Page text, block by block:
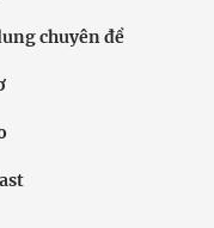
chuyên đề